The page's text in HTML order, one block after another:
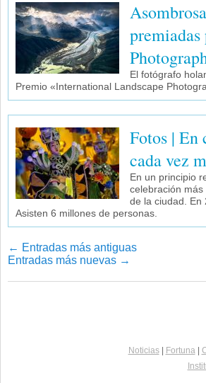
El fotógrafo
Premio «International Landscape
Fotos | En
cada vez
En un principio
celebración
de la ciudad. En
Asisten 6 millones de personas.
Navegador de artículos
← Entradas más antiguas
Entradas más nuevas →
Noticias| Fortuna|